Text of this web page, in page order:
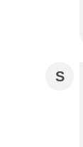
S